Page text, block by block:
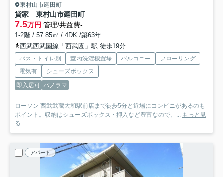
東村山市廻田町
貸家 東村山市廻田町
7.5万円 管理/共益費-
1-2階 / 57.85㎡ / 4DK /築63年
西武西武園線「西武園」駅 徒歩19分
バス・トイレ別 室内洗濯機置場 バルコニー
フローリング
電気有
シューズボックス
即入居可 パノラマ
ローソン 西武武蔵大和駅前店まで徒歩5分と近場にコンビニがあるのも
ポイント。収納はシューズボックス・押入など豊富なので、...
もっと見
る
アパート